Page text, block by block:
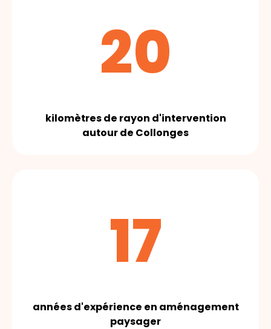
kilomètres de rayon d'intervention
autour de Collonges
20
années d'expérience en aménagement
paysager
17